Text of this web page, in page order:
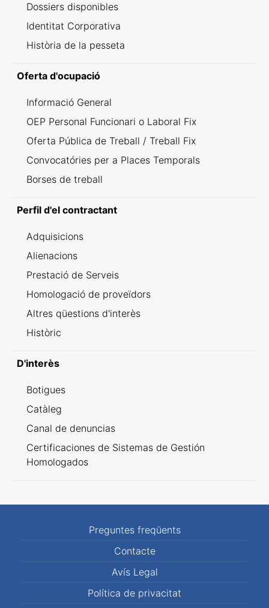
Dossiers disponibles
Identitat Corporativa
Història de la pesseta
Oferta d'ocupació
Informació General
OEP Personal Funcionari o Laboral Fix
Oferta Pública de Treball / Treball Fix
Convocatóries per a Places Temporals
Borses de treball
Perfil d'el contractant
Adquisicions
Alienacions
Prestació de Serveis
Homologació de proveïdors
Altres qüestions d'interès
Històric
D'interès
Botigues
Catàleg
Canal de denuncias
Certificaciones de Sistemas de Gestión
Homologados
Preguntes freqüents
Contacte
Avís Legal
Política de privacitat